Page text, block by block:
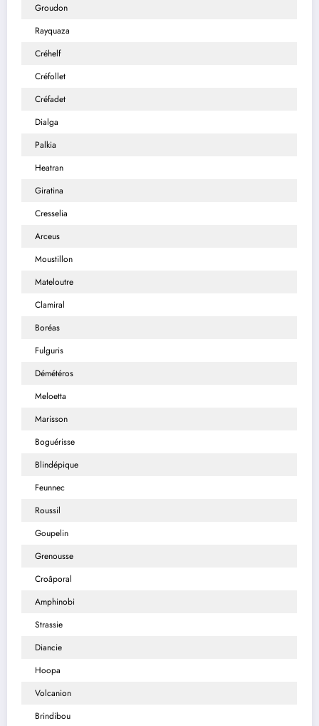
Groudon
Rayquaza
Créhelf
Créfollet
Créfadet
Dialga
Palkia
Heatran
Giratina
Cresselia
Arceus
Moustillon
Mateloutre
Clamiral
Boréas
Fulguris
Démétéros
Meloetta
Marisson
Boguérisse
Blindépique
Feunnec
Roussil
Goupelin
Grenousse
Croâporal
Amphinobi
Strassie
Diancie
Hoopa
Volcanion
Brindibou